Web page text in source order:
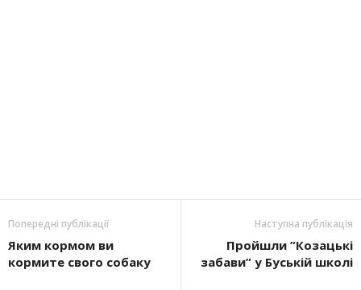
Попередні публікації
Яким кормом ви
кормите свого собаку
Наступна публікація
Пройшли ”Козацькі
забави” у Буській школі